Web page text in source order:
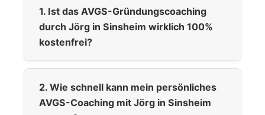
1. Ist das AVGS-Gründungscoaching
durch Jörg in Sinsheim wirklich 100%
kostenfrei?
2. Wie schnell kann mein persönliches
AVGS-Coaching mit Jörg in Sinsheim